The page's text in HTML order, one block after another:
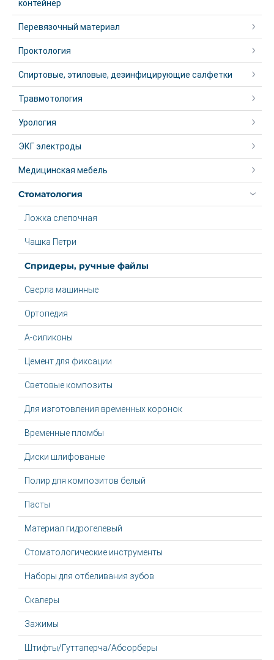
контейнер
Перевязочный материал
Проктология
Спиртовые, этиловые, дезинфицирующие салфетки
Травмотология
Урология
ЭКГ электроды
Медицинская мебель
Стоматология
Ложка слепочная
Чашка Петри
Спридеры, ручные файлы
Сверла машинные
Ортопедия
А-силиконы
Цемент для фиксации
Световые композиты
Для изготовления временных коронок
Временные пломбы
Диски шлифованые
Полир для композитов белый
Пасты
Материал гидрогелевый
Стоматологические инструменты
Наборы для отбеливания зубов
Скалеры
Зажимы
Штифты/Гуттаперча/Абсорберы